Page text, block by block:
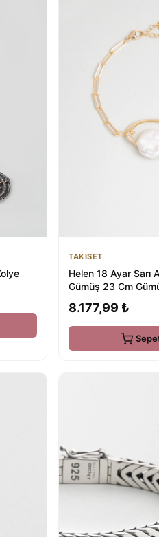
TAKISET
Helen 18 Ayar Sarı
Gümüş 23 Cm
8.177,99 ₺